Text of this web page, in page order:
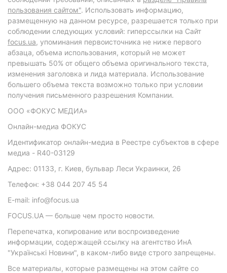
пользования сайтом". Использовать информацию,
размещенную на данном ресурсе, разрешается только при
соблюдении следующих условий: гиперссылки на Сайт
focus.ua, упоминания первоисточника не ниже первого
абзаца, объема использования, который не может
превышать 50% от общего объема оригинального текста,
изменения заголовка и лида материала. Использование
большего объема текста возможно только при условии
получения письменного разрешения Компании.
ООО «ФОКУС МЕДИА»
Онлайн-медиа ФОКУС
Идентификатор онлайн-медиа в Реестре субъектов в сфере
медиа - R40-03129
Адрес: 01133, г. Киев, бульвар Леси Украинки, 26
Телефон: +38 044 207 45 54
E-mail: info@focus.ua
FOCUS.UA — больше чем просто новости.
Перепечатка, копирование или воспроизведение
информации, содержащей ссылку на агентство ИнА
"Українські Новини", в каком-либо виде строго запрещены.
Все материалы, которые размещены на этом сайте со